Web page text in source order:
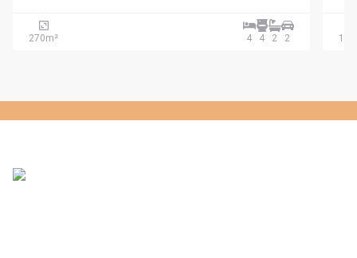
270m² 4 4 2 2 158